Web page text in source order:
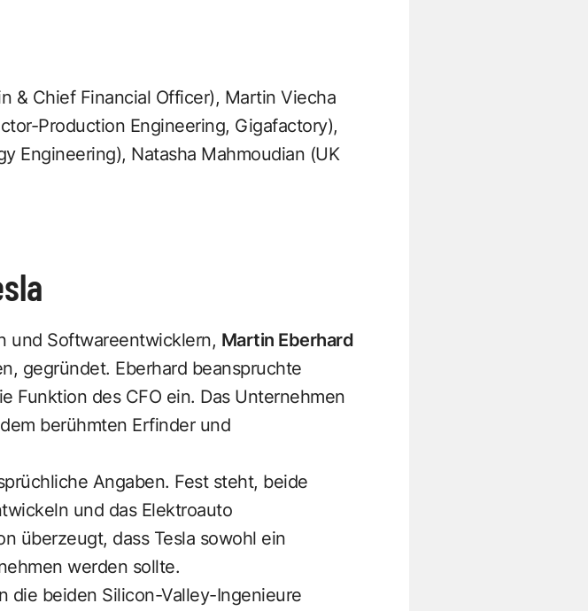
& Chief Financial Officer), Martin Viecha
Production Engineering, Gigafactory),
Engineering), Natasha Mahmoudian (UK
und Softwareentwicklern, Martin Eberhard
gegründet. Eberhard beanspruchte
Funktion des CFO ein. Das Unternehmen
berühmten Erfinder und
Angaben. Fest steht, beide
und das Elektroauto
überzeugt, dass Tesla sowohl ein
werden sollte.
die beiden Silicon-Valley-Ingenieure